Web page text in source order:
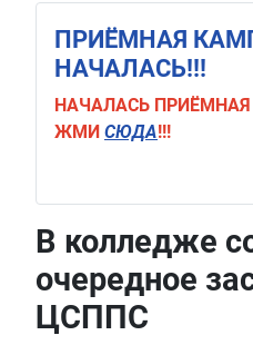
ПРИЁМНАЯ
НАЧАЛАСЬ!!!
НАЧАЛАСЬ
ЖМИ СЮДА!!!
В колледже
очередное
ЦСППС